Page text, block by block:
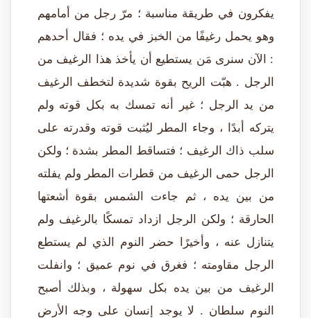
يفكرون في طريقة مناسبة ؛ مرّ رجل من أمامهم
وهو يحمل رغيفًا من الخبز في يده ؛ فقال أحدهم
: الآن سنرى مَن يستطيع أن يأخذ هذا الرغيف من
الرجل . هبّت الريح بقوة شديدة لتخطف الرغيف
من يد الرجل ؛ غير أنه تمسك به بكل قوته ولم
يتركه أبدًا ، وجاء المطر ليُثبت قوته وقدرته على
سلب ذاك الرغيف ؛ فتساقط المطر بشدة ؛ ولكن
الرجل حمى الرغيف من قطرات المطر ولم يفلته
من بين يده ، ثم جاءت الشمس بقوة أشعتها
الحارقة ؛ ولكن الرجل ازداد تمسكًا بالرغيف ولم
يتنازل عنه ، وأخيرًا حضر النوم الذي لم يستطع
الرجل مقاومته ؛ فغرق في نوم عميق ؛ وانفلت
الرغيف من بين يده بكل سهولة ، وبذلك أصبح
النوم سلطان . لا يوجد إنسان على وجه الأرض